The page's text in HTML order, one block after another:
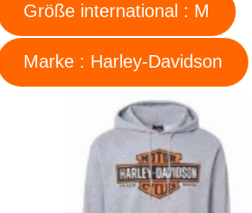
Größe international : M
Marke : Harley-Davidson